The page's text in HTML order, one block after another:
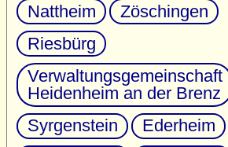
Nattheim
Zöschingen
Riesbürg
Verwaltungsgemeinschaft
Heidenheim an der Brenz
Syrgenstein
Ederheim